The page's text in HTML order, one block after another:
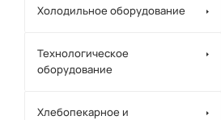
Холодильное оборудование
Технологическое
оборудование
Хлебопекарное и